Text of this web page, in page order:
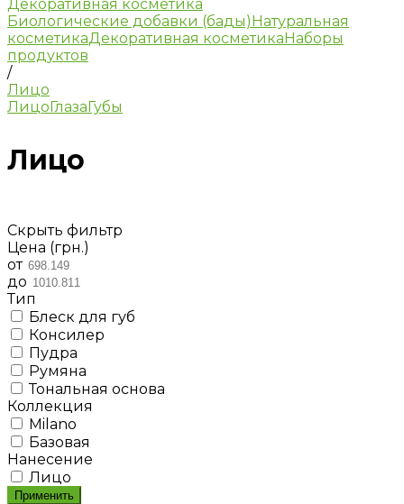
Декоративная косметика
Биологические добавки (бады) Натуральная
косметикаДекоративная косметика Наборы
продуктов
/
Лицо
Лицо Глаза Губы
Лицо
Скрыть фильтр
Цена (грн.)
от
до
Тип
Блеск для губ
Консилер
Пудра
Румяна
Тональная основа
Коллекция
Milano
Базовая
Нанесение
Лицо